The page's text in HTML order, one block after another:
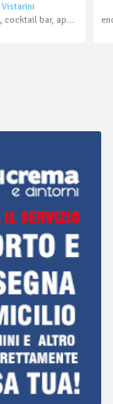
caffè, ristorante, cocktail bar, aperitivo